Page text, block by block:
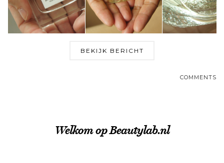
BEKIJK BERICHT
COMMENTS
Welkom op Beautylab.nl